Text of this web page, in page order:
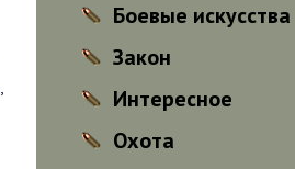
Боевые искусства
Закон
Интересное
Охота